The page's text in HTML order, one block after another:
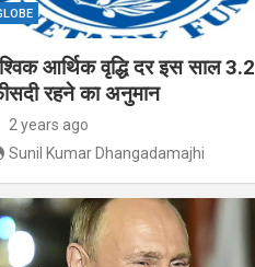
आर्थिक वृद्धि दर इस साल 3.2
रहने का अनुमान
2 years ago
Sunil Kumar Dhangadamajhi